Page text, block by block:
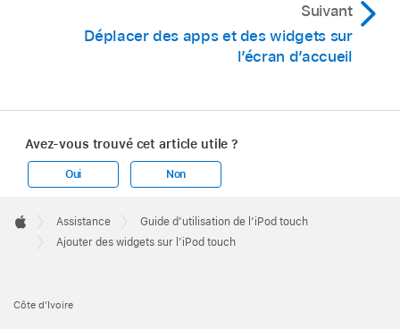
Suivant
Déplacer des apps et des widgets sur
l’écran d’accueil
Avez-vous trouvé cet article utile ?
Oui Non
Footer

Apple
Assistance
Guide d’utilisation de l’iPod touch
Ajouter des widgets sur l’iPod touch
Côte d’Ivoire